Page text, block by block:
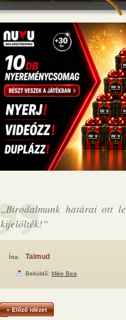
„Birodalmunk határai ott
kijelölték!”
Írta: Talmud
Beküldő: Mike Bea
« Előző idézet